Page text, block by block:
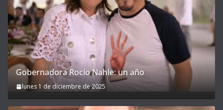
Gobernadora Rocío Nahle: un año
lunes 1 de diciembre de 2025